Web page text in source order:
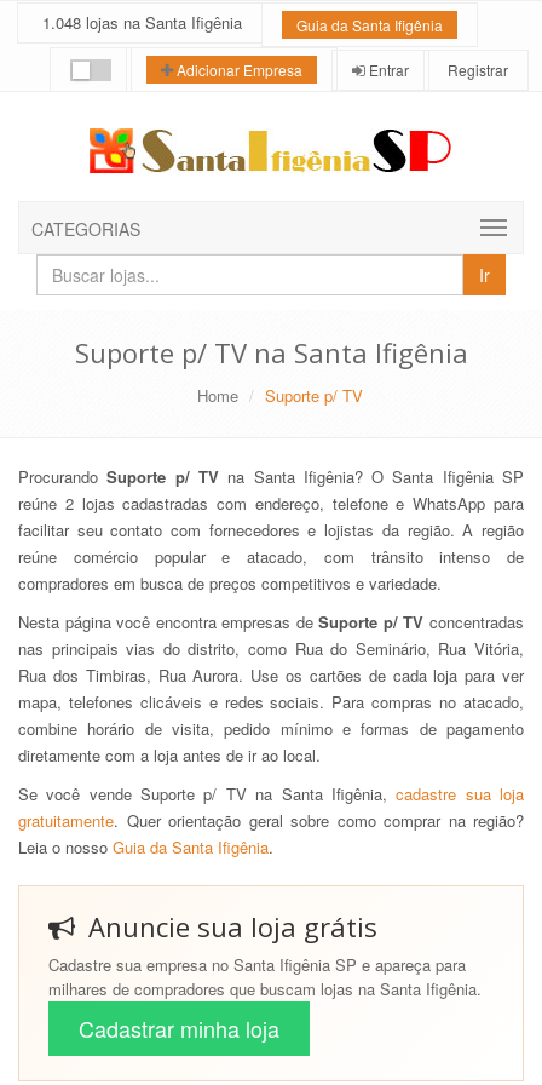
1.048 lojas na Santa Ifigênia Guia da Santa Ifigênia
Adicionar Empresa Entrar Registrar
CATEGORIAS
Buscar
lojas
Ir
Suporte p/ TV na Santa Ifigênia
Home Suporte p/ TV
ProcurandoSuporte p/ TVna Santa Ifigênia? O Santa Ifigênia SP
reúne 2 lojas cadastradas com endereço, telefone e WhatsApp para
facilitar seu contato com fornecedores e lojistas da região. A região
reúne comércio popular e atacado, com trânsito intenso de
compradores em busca de preços competitivos e variedade.
Nesta página você encontra empresas deSuporte p/ TV concentradas
nas principais vias do distrito, como Rua do Seminário, Rua Vitória,
Rua dos Timbiras, Rua Aurora. Use os cartões de cada loja para ver
mapa, telefones clicáveis e redes sociais. Para compras no atacado,
combine horário de visita, pedido mínimo e formas de pagamento
diretamente com a loja antes de ir ao local.
Se você vende Suporte p/ TV na Santa Ifigênia,cadastre sua loja
gratuitamente. Quer orientação geral sobre como comprar na região?
Leia o nosso Guia da Santa Ifigênia.
Anuncie sua loja grátis
Cadastre sua empresa no Santa Ifigênia SP e apareça para
milhares de compradores que buscam lojas na Santa Ifigênia.
Cadastrar minha loja